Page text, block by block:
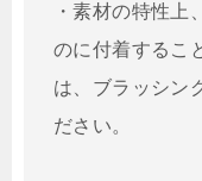
・素材の特性上
のに付着するこ
は、ブラッシン
ださい。